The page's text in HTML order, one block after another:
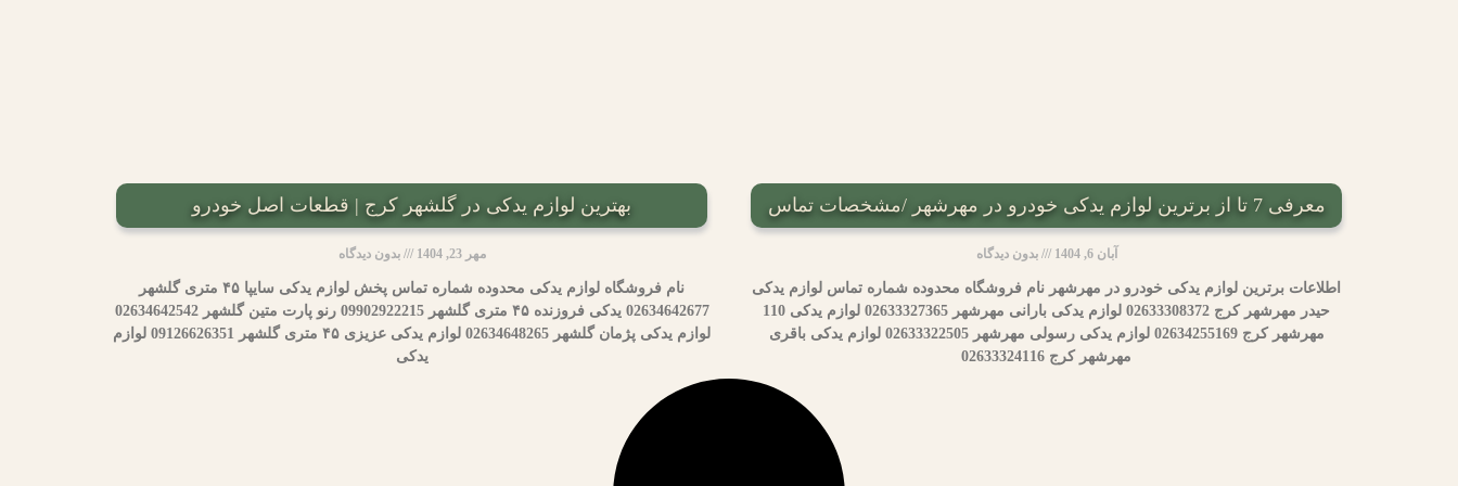
معرفی 7 تا از برترین لوازم یدکی خودرو در مهرشهر /مشخصات تماس
آبان 6, 1404 بدون دیدگاه
اطلاعات برترین لوازم یدکی خودرو در مهرشهر نام فروشگاه محدوده شماره تماس لوازم یدکی
حیدر مهرشهر کرج 02633308372 لوازم یدکی بارانی مهرشهر 02633327365 لوازم یدکی 110
مهرشهر کرج 02634255169 لوازم یدکی رسولی مهرشهر 02633322505 لوازم یدکی باقری
مهرشهر کرج 02633324116
بهترین لوازم یدکی در گلشهر کرج | قطعات اصل خودرو
مهر 23, 1404 بدون دیدگاه
نام فروشگاه لوازم یدکی محدوده شماره تماس پخش لوازم یدکی سایپا ۴۵ متری گلشهر
02634642677 یدکی فروزنده ۴۵ متری گلشهر 09902922215 رنو پارت متین گلشهر 02634642542
لوازم یدکی پژمان گلشهر 02634648265 لوازم یدکی عزیزی ۴۵ متری گلشهر 09126626351 لوازم
یدکی